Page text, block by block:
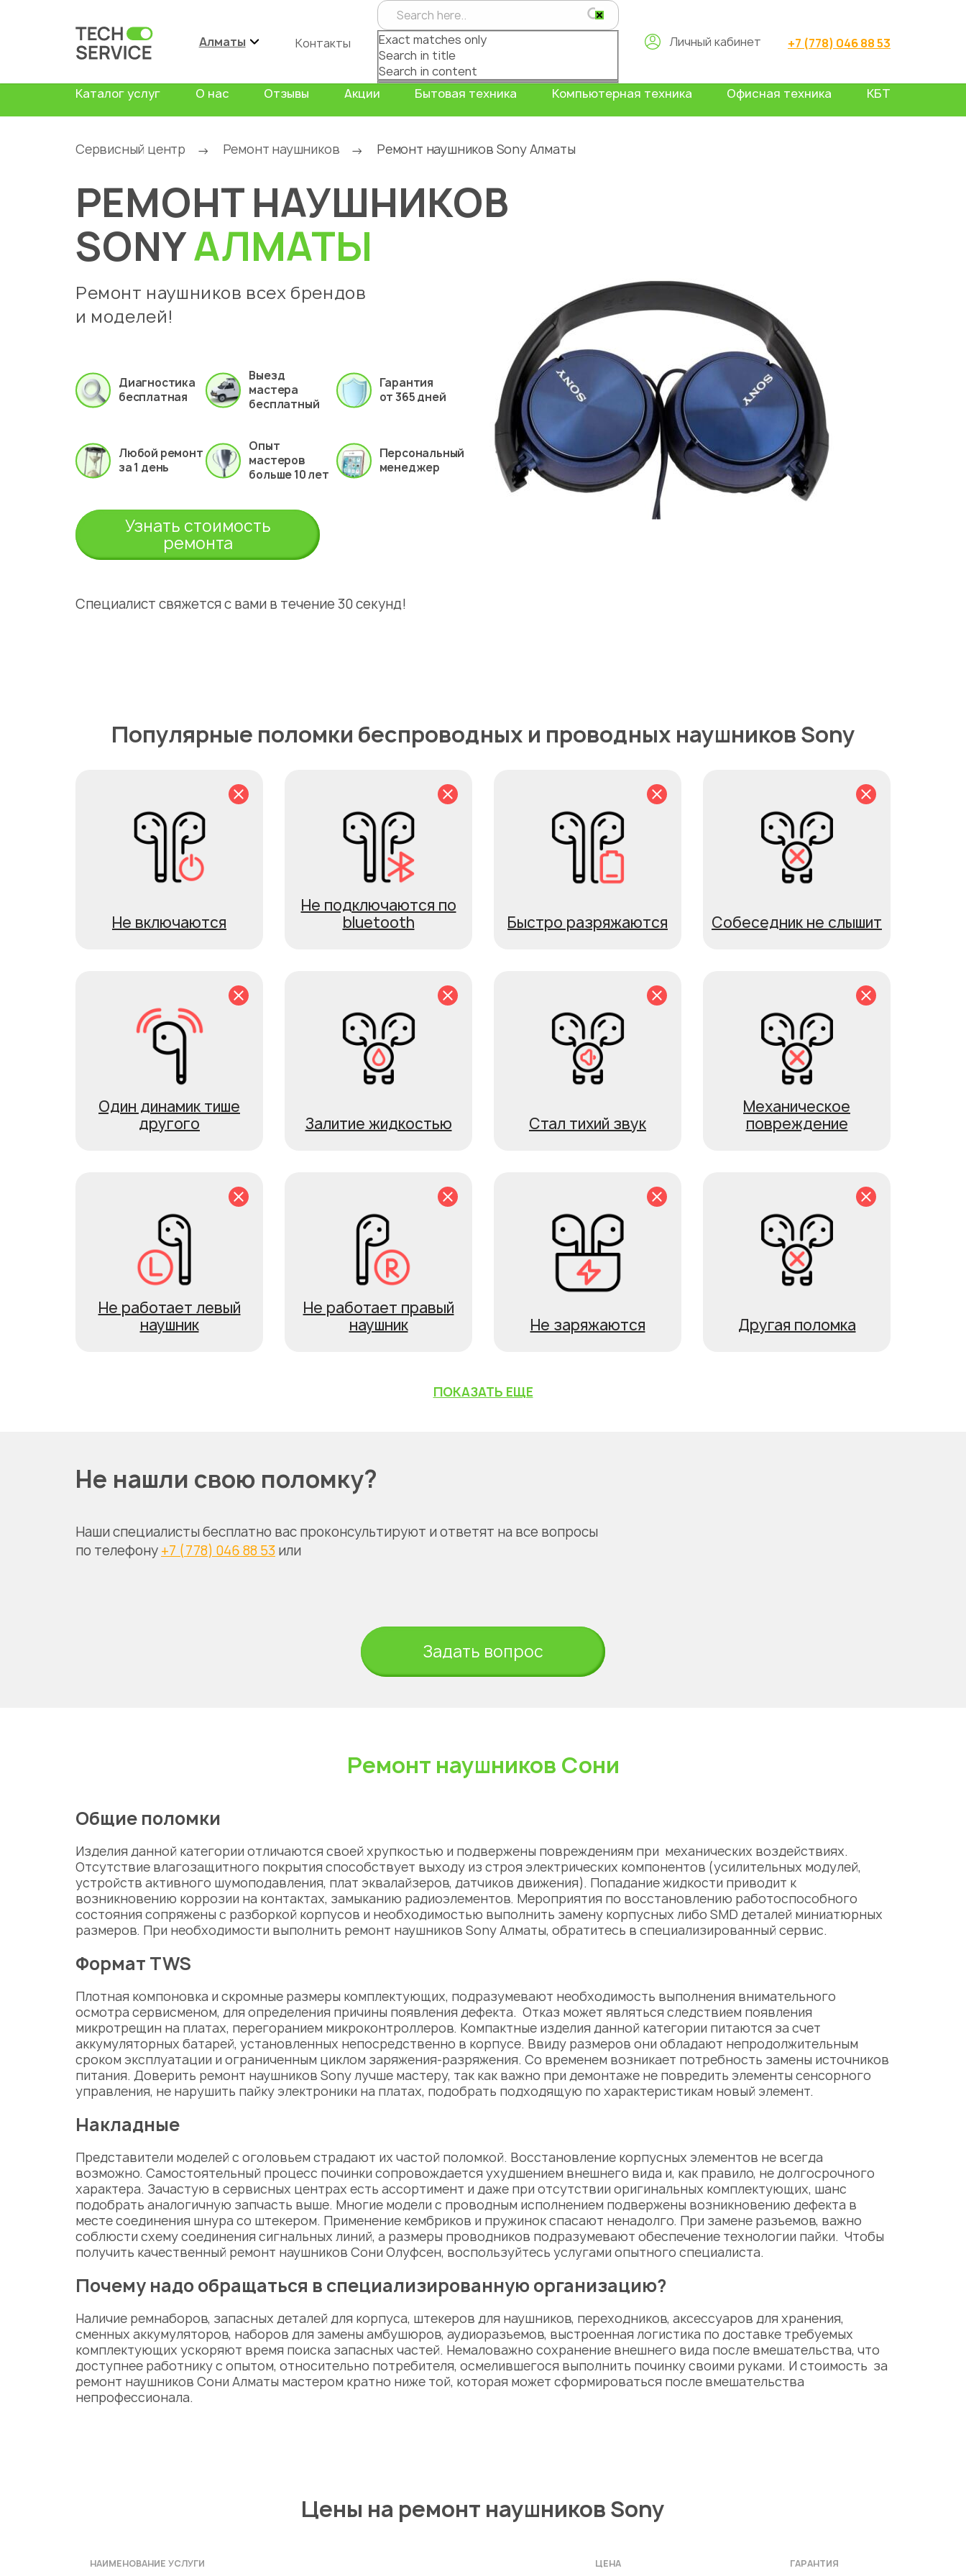
Алматы Контакты
Exact matches only
Search in title
Search in content
Личный кабинет +7 (778) 046 88 53
Каталог услуг О нас Отзывы Акции Бытовая техника Компьютерная техника Офисная техника КБТ
Сервисный центр → Ремонт наушников → Ремонт наушников Sony Алматы
РЕМОНТ НАУШНИКОВ
SONYАЛМАТЫ
Ремонт наушников всех брендов
и моделей!
Диагностика
бесплатная
Выезд
мастера
бесплатный
Гарантия
от 365 дней
Любой ремонт
за 1 день
Опыт
мастеров
больше 10 лет
Персональный
менеджер
Узнать стоимость
ремонта
Специалист свяжется с вами в течение 30 секунд!
Популярные поломки беспроводных и проводных наушников Sony
Не включаются
Не подключаются по
bluetooth
Быстро разряжаются Собеседник не слышит
Один динамик тише
другого
Залитие жидкостью Стал тихий звук
Механическое
повреждение
Не работает левый
наушник
Не работает правый
наушник
Не заряжаются Другая поломка
ПОКАЗАТЬ ЕЩЕ
Не нашли свою поломку?
Наши специалисты бесплатно вас проконсультируют и ответят на все вопросы
по телефону +7 (778) 046 88 53 или
Задать вопрос
Ремонт наушников Сони
Общие поломки
Изделия данной категории отличаются своей хрупкостью и подвержены повреждениям при механических воздействиях.
Отсутствие влагозащитного покрытия способствует выходу из строя электрических компонентов (усилительных модулей,
устройств активного шумоподавления, плат эквалайзеров, датчиков движения). Попадание жидкости приводит к
возникновению коррозии на контактах, замыканию радиоэлементов. Мероприятия по восстановлению работоспособного
состояния сопряжены с разборкой корпусов и необходимостью выполнить замену корпусных либо SMD деталей миниатюрных
размеров. При необходимости выполнить ремонт наушников Sony Алматы, обратитесь в специализированный сервис.
Формат TWS
Плотная компоновка и скромные размеры комплектующих, подразумевают необходимость выполнения внимательного
осмотра сервисменом, для определения причины появления дефекта. Отказ может являться следствием появления
микротрещин на платах, перегоранием микроконтроллеров. Компактные изделия данной категории питаются за счет
аккумуляторных батарей, установленных непосредственно в корпусе. Ввиду размеров они обладают непродолжительным
сроком эксплуатации и ограниченным циклом заряжения-разряжения. Со временем возникает потребность замены источников
питания. Доверить ремонт наушников Sonyлучше мастеру, так как важно при демонтаже не повредить элементы сенсорного
управления, не нарушить пайку электроники на платах, подобрать подходящую по характеристикам новый элемент.
Накладные
Представители моделей с оголовьем страдают их частой поломкой. Восстановление корпусных элементов не всегда
возможно. Самостоятельный процесс починки сопровождается ухудшением внешнего вида и, как правило, не долгосрочного
характера. Зачастую в сервисных центрах есть ассортимент и даже при отсутствии оригинальных комплектующих, шанс
подобрать аналогичную запчасть выше. Многие модели с проводным исполнением подвержены возникновению дефекта в
месте соединения шнура со штекером. Применение кембриков и пружинок спасают ненадолго. При замене разъемов, важно
соблюсти схему соединения сигнальных линий, а размеры проводников подразумевают обеспечение технологии пайки. Чтобы
получить качественный ремонт наушников Сони Олуфсен, воспользуйтесь услугами опытного специалиста.
Почему надо обращаться в специализированную организацию?
Наличие ремнаборов, запасных деталей для корпуса, штекеров для наушников, переходников, аксессуаров для хранения,
сменных аккумуляторов, наборов для замены амбушюров, аудиоразъемов, выстроенная логистика по доставке требуемых
комплектующих ускоряют время поиска запасных частей. Немаловажно сохранение внешнего вида после вмешательства, что
доступнее работнику с опытом, относительно потребителя, осмелившегося выполнить починку своими руками. И стоимость за
ремонт наушников Сони Алматы мастером кратно ниже той, которая может сформироваться после вмешательства
непрофессионала.
Цены на ремонт наушников Sony
НАИМЕНОВАНИЕ УСЛУГИ ЦЕНА ГАРАНТИЯ